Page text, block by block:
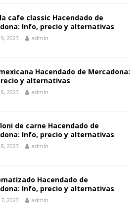
cafe classic Hacendado de
Info, precio y alternativas
2023 admin
Hacendado de Mercadona:
y alternativas
2023 admin
de carne Hacendado de
Info, precio y alternativas
2023 admin
Hacendado de
Info, precio y alternativas
2023 admin